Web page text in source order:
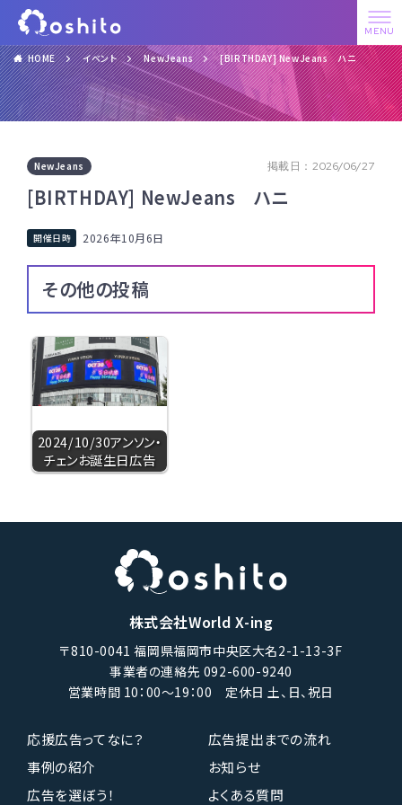
HOME イベント NewJeans [BIRTHDAY] NewJeans ハニ
NewJeans 掲載日：2026/06/27
[BIRTHDAY] NewJeans ハニ
2026年10月6日
その他の投稿
2024/10/30アンソン・
チェンお誕生日広告
株式会社World X-ing
〒810-0041 福岡県福岡市中央区大名2-1-13-3F
事業者の連絡先 092-600-9240
営業時間 10：00〜19：00 定休日 土、日、祝日
応援広告ってなに？
広告提出までの流れ
事例の紹介
お知らせ
広告を選ぼう！
よくある質問